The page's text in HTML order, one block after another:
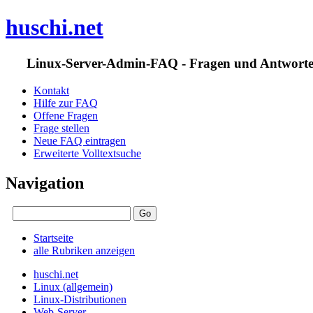
huschi.net
Linux-Server-Admin-FAQ - Fragen und
Kontakt
Hilfe zur FAQ
Offene Fragen
Frage stellen
Neue FAQ eintragen
Erweiterte Volltextsuche
Navigation
Startseite
alle Rubriken anzeigen
huschi.net
Linux (allgemein)
Linux-Distributionen